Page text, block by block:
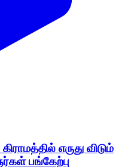
எருது விடும்
பங்கேற்பு